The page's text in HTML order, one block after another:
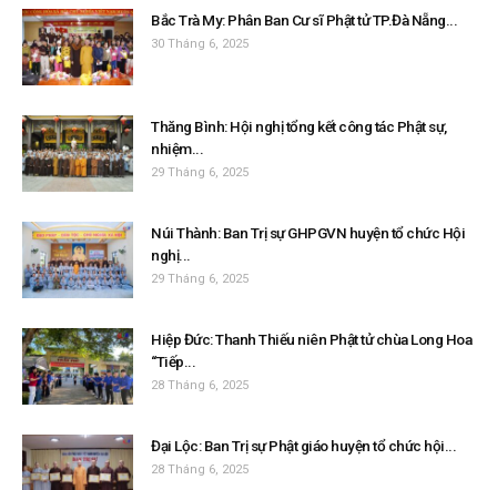
Bắc Trà My: Phân Ban Cư sĩ Phật tử TP.Đà Nẵng...
30 Tháng 6, 2025
Thăng Bình: Hội nghị tổng kết công tác Phật sự,
nhiệm...
29 Tháng 6, 2025
Núi Thành: Ban Trị sự GHPGVN huyện tổ chức Hội
nghị...
29 Tháng 6, 2025
Hiệp Đức: Thanh Thiếu niên Phật tử chùa Long Hoa
“Tiếp...
28 Tháng 6, 2025
Đại Lộc: Ban Trị sự Phật giáo huyện tổ chức hội...
28 Tháng 6, 2025